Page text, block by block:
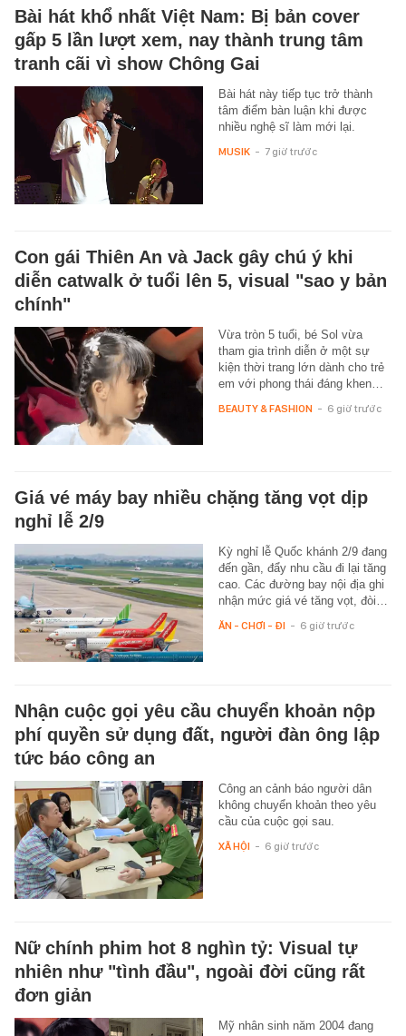
Bài hát khổ nhất Việt Nam: Bị bản cover
gấp 5 lần lượt xem, nay thành trung tâm
tranh cãi vì show Chông Gai
Bài hát này tiếp tục trở thành
tâm điểm bàn luận khi được
nhiều nghệ sĩ làm mới lại.
MUSIK - 7 giờ trước
Con gái Thiên An và Jack gây chú ý khi
diễn catwalk ở tuổi lên 5, visual "sao y bản
chính"
Vừa tròn 5 tuổi, bé Sol vừa
tham gia trình diễn ở một sự
kiện thời trang lớn dành cho trẻ
em với phong thái đáng khen…
BEAUTY & FASHION - 6 giờ trước
Giá vé máy bay nhiều chặng tăng vọt dịp
nghỉ lễ 2/9
Kỳ nghỉ lễ Quốc khánh 2/9 đang
đến gần, đẩy nhu cầu đi lại tăng
cao. Các đường bay nội địa ghi
nhận mức giá vé tăng vọt, đòi…
ĂN - CHƠI - ĐI - 6 giờ trước
Nhận cuộc gọi yêu cầu chuyển khoản nộp
phí quyền sử dụng đất, người đàn ông lập
tức báo công an
Công an cảnh báo người dân
không chuyển khoản theo yêu
cầu của cuộc gọi sau.
XÃ HỘI - 6 giờ trước
Nữ chính phim hot 8 nghìn tỷ: Visual tự
nhiên như "tình đầu", ngoài đời cũng rất
đơn giản
Mỹ nhân sinh năm 2004 đang